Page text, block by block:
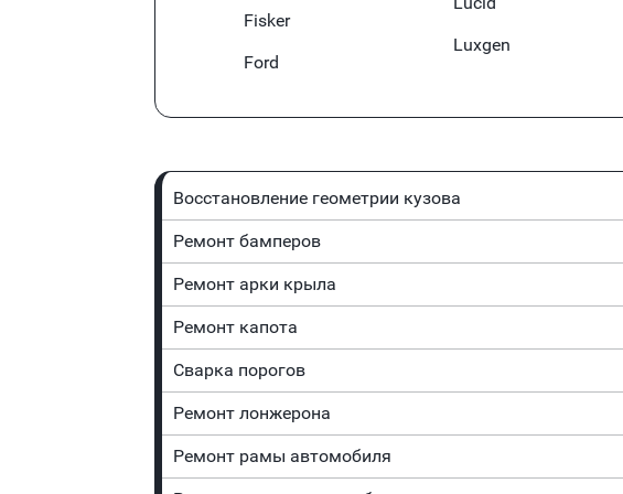
Fisker
Ford
Luxgen
Восстановление геометрии кузова
Ремонт бамперов
Ремонт арки крыла
Ремонт капота
Сварка порогов
Ремонт лонжерона
Ремонт рамы автомобиля